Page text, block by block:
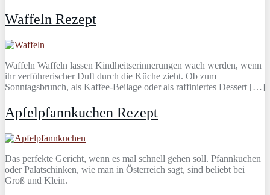
Waffeln Rezept
Waffeln Waffeln lassen Kindheitserinnerungen wach werden, wenn
ihr verführerischer Duft durch die Küche zieht. Ob zum
Sonntagsbrunch, als Kaffee-Beilage oder als raffiniertes Dessert […]
Apfelpfannkuchen Rezept
Das perfekte Gericht, wenn es mal schnell gehen soll. Pfannkuchen
oder Palatschinken, wie man in Österreich sagt, sind beliebt bei
Groß und Klein.